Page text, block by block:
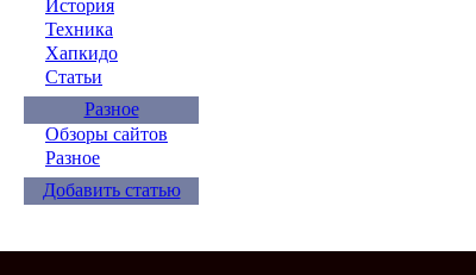
История
Техника
Хапкидо
Статьи
Разное
Обзоры сайтов
Разное
Добавить статью